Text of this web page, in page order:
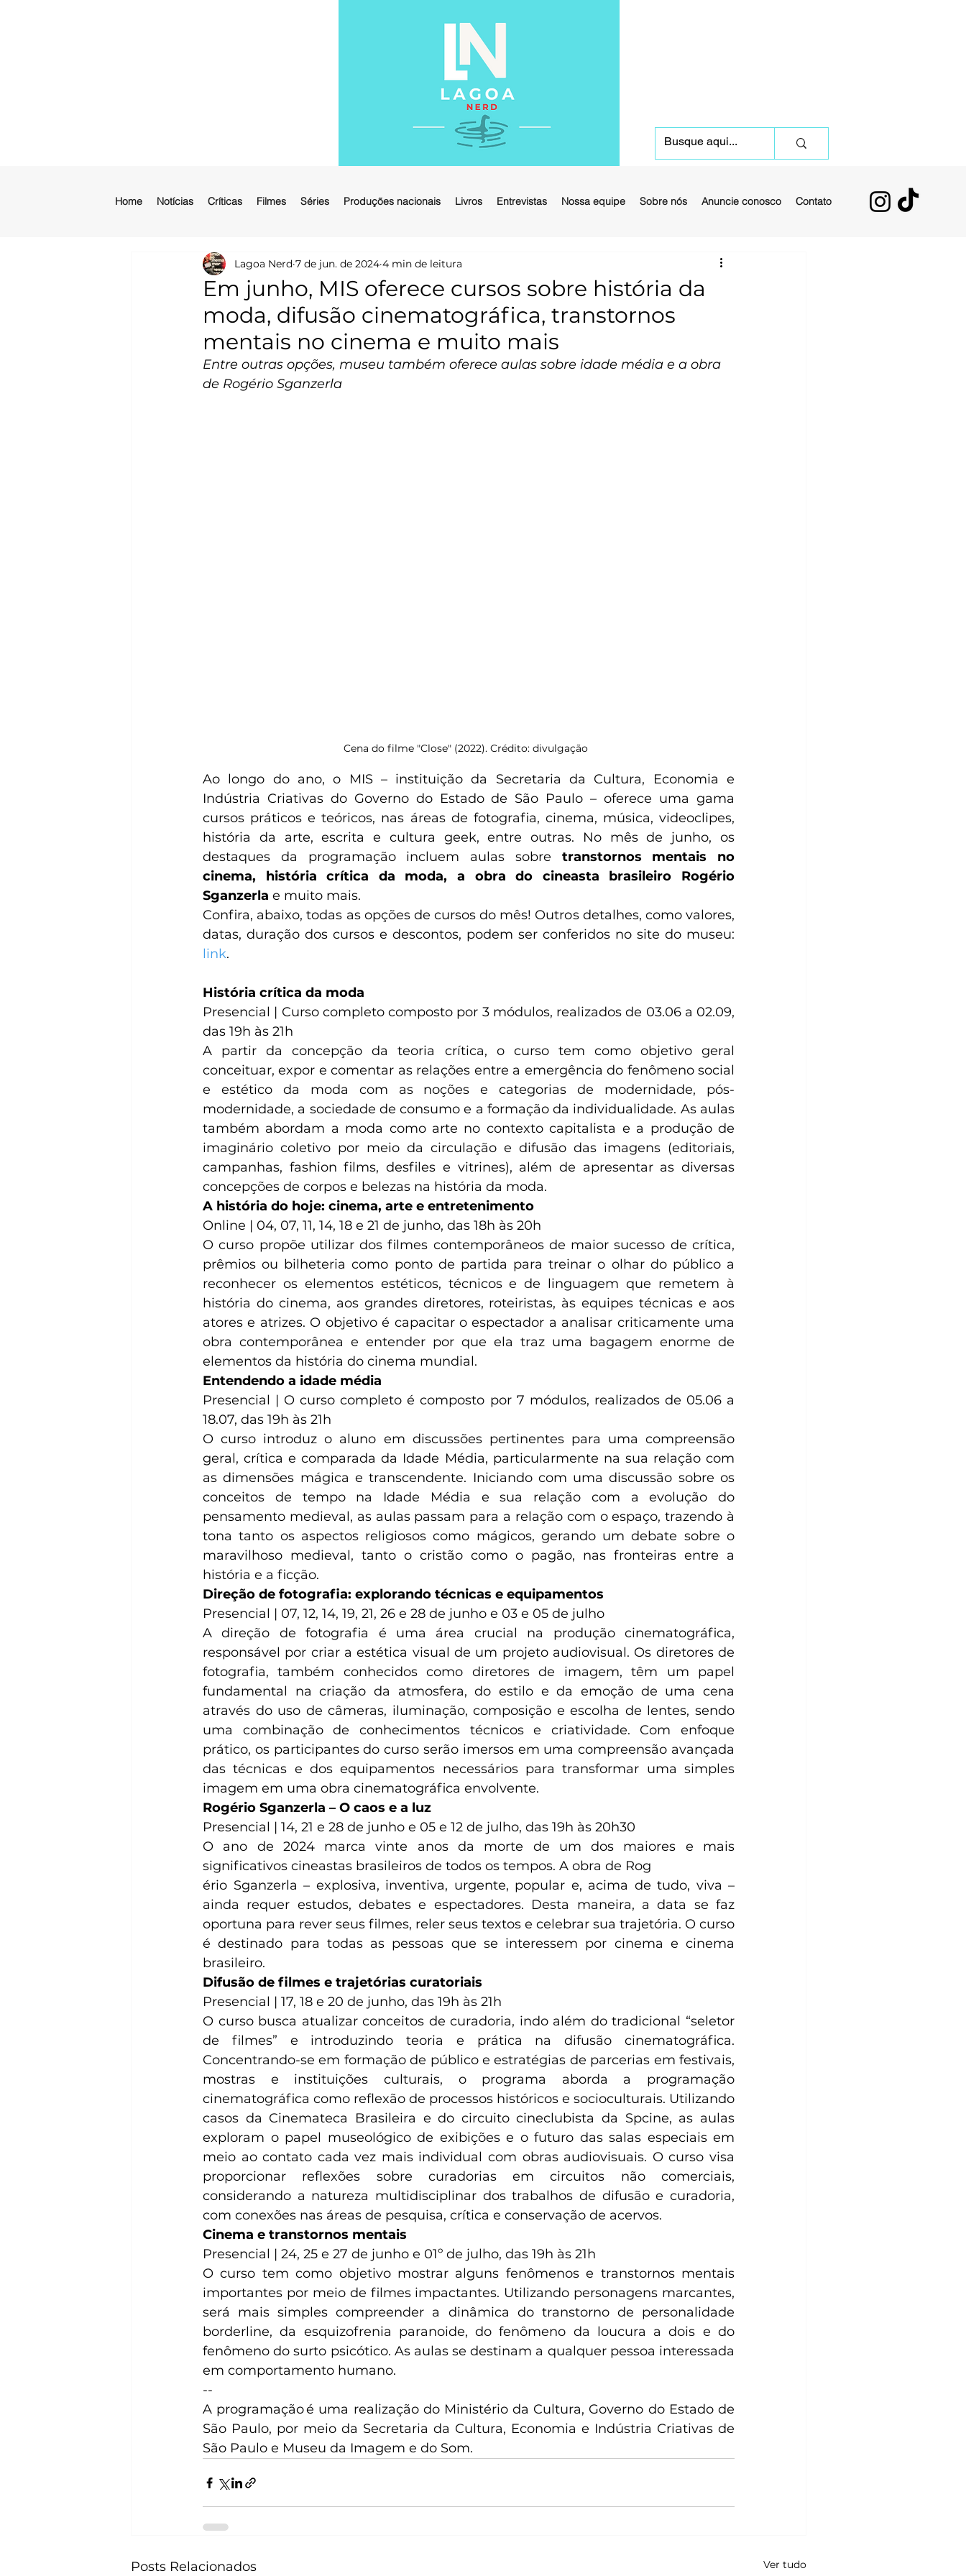
Home Notícias Críticas Filmes Séries Produções nacionais Livros Entrevistas Nossa equipe Sobre nós Anuncie conosco Contato
Em junho, MIS oferece cursos sobre história da
moda, difusão cinematográfica, transtornos
mentais no cinema e muito mais
Lagoa Nerd 7 de jun. de 2024 4 min de leitura
Entre outras opções, museu também oferece aulas sobre idade média e a obra
de Rogério Sganzerla
Cena do filme "Close" (2022). Crédito: divulgação
Ao longo do ano, o MIS – instituição da Secretaria da Cultura, Economia e
Indústria Criativas do Governo do Estado de São Paulo – oferece uma gama
cursos práticos e teóricos, nas áreas de fotografia, cinema, música, videoclipes,
história da arte, escrita e cultura geek, entre outras. No mês de junho, os
destaques da programação incluem aulas sobre transtornos mentais no
cinema, história crítica da moda, a obra do cineasta brasileiro Rogério
Sganzerla e muito mais.
Confira, abaixo, todas as opções de cursos do mês! Outros detalhes, como valores,
link.
História crítica da moda
Presencial | Curso completo composto por 3 módulos, realizados de 03.06 a 02.09,
das 19h às 21h
A partir da concepção da teoria crítica, o curso tem como objetivo geral
conceituar, expor e comentar as relações entre a emergência do fenômeno social
e estético da moda com as noções e categorias de modernidade, pós-
modernidade, a sociedade de consumo e a formação da individualidade. As aulas
também abordam a moda como arte no contexto capitalista e a produção de
imaginário coletivo por meio da circulação e difusão das imagens (editoriais,
campanhas, fashion films, desfiles e vitrines), além de apresentar as diversas
concepções de corpos e belezas na história da moda.
A história do hoje: cinema, arte e entretenimento
Online | 04, 07, 11, 14, 18 e 21 de junho, das 18h às 20h
O curso propõe utilizar dos filmes contemporâneos de maior sucesso de crítica,
prêmios ou bilheteria como ponto de partida para treinar o olhar do público a
reconhecer os elementos estéticos, técnicos e de linguagem que remetem à
história do cinema, aos grandes diretores, roteiristas, às equipes técnicas e aos
atores e atrizes. O objetivo é capacitar o espectador a analisar criticamente uma
obra contemporânea e entender por que ela traz uma bagagem enorme de
elementos da história do cinema mundial.
Entendendo a idade média
Presencial | O curso completo é composto por 7 módulos, realizados de 05.06 a
18.07, das 19h às 21h
O curso introduz o aluno em discussões pertinentes para uma compreensão
geral, crítica e comparada da Idade Média, particularmente na sua relação com
as dimensões mágica e transcendente. Iniciando com uma discussão sobre os
conceitos de tempo na Idade Média e sua relação com a evolução do
pensamento medieval, as aulas passam para a relação com o espaço, trazendo à
tona tanto os aspectos religiosos como mágicos, gerando um debate sobre o
maravilhoso medieval, tanto o cristão como o pagão, nas fronteiras entre a
história e a ficção.
Direção de fotografia: explorando técnicas e equipamentos
Presencial | 07, 12, 14, 19, 21, 26 e 28 de junho e 03 e 05 de julho
A direção de fotografia é uma área crucial na produção cinematográfica,
responsável por criar a estética visual de um projeto audiovisual. Os diretores de
fotografia, também conhecidos como diretores de imagem, têm um papel
fundamental na criação da atmosfera, do estilo e da emoção de uma cena
através do uso de câmeras, iluminação, composição e escolha de lentes, sendo
uma combinação de conhecimentos técnicos e criatividade. Com enfoque
prático, os participantes do curso serão imersos em uma compreensão avançada
das técnicas e dos equipamentos necessários para transformar uma simples
imagem em uma obra cinematográfica envolvente.
Rogério Sganzerla – O caos e a luz
Presencial | 14, 21 e 28 de junho e 05 e 12 de julho, das 19h às 20h30
O ano de 2024 marca vinte anos da morte de um dos maiores e mais
significativos cineastas brasileiros de todos os tempos. A obra de Rog
ério Sganzerla – explosiva, inventiva, urgente, popular e, acima de tudo, viva –
ainda requer estudos, debates e espectadores. Desta maneira, a data se faz
oportuna para rever seus filmes, reler seus textos e celebrar sua trajetória. O curso
é destinado para todas as pessoas que se interessem por cinema e cinema
brasileiro.
Difusão de filmes e trajetórias curatoriais
Presencial | 17, 18 e 20 de junho, das 19h às 21h
O curso busca atualizar conceitos de curadoria, indo além do tradicional “seletor
de filmes” e introduzindo teoria e prática na difusão cinematográfica.
Concentrando-se em formação de público e estratégias de parcerias em festivais,
mostras e instituições culturais, o programa aborda a programação
cinematográfica como reflexão de processos históricos e socioculturais. Utilizando
casos da Cinemateca Brasileira e do circuito cineclubista da Spcine, as aulas
exploram o papel museológico de exibições e o futuro das salas especiais em
meio ao contato cada vez mais individual com obras audiovisuais. O curso visa
proporcionar reflexões sobre curadorias em circuitos não comerciais,
considerando a natureza multidisciplinar dos trabalhos de difusão e curadoria,
com conexões nas áreas de pesquisa, crítica e conservação de acervos.
Cinema e transtornos mentais
Presencial | 24, 25 e 27 de junho e 01º de julho, das 19h às 21h
O curso tem como objetivo mostrar alguns fenômenos e transtornos mentais
importantes por meio de filmes impactantes. Utilizando personagens marcantes,
será mais simples compreender a dinâmica do transtorno de personalidade
borderline, da esquizofrenia paranoide, do fenômeno da loucura a dois e do
fenômeno do surto psicótico. As aulas se destinam a qualquer pessoa interessada
em comportamento humano.
--
A programação é uma realização do Ministério da Cultura, Governo do Estado de
São Paulo, por meio da Secretaria da Cultura, Economia e Indústria Criativas de
São Paulo e Museu da Imagem e do Som.
Posts Relacionados Ver tudo